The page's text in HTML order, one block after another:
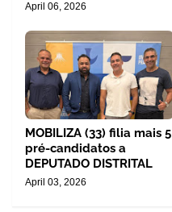
April 06, 2026
MOBILIZA (33) filia mais 5
pré-candidatos a
DEPUTADO DISTRITAL
April 03, 2026